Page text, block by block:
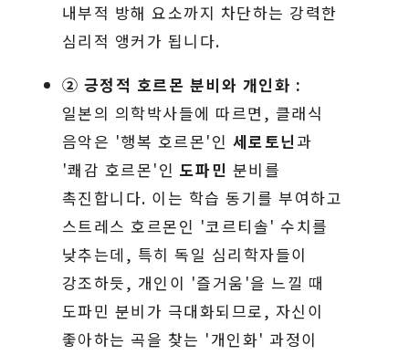
내부적 방해 요소까지 차단하는 강력한
심리적 앵커가 됩니다.
② 긍정적 호르몬 분비와 개인화 :
일본의 의학박사들에 따르면, 클래식
음악은 '행복 호르몬'인 세로토닌과
'쾌감 호르몬'인 도파민 분비를
촉진합니다. 이는 학습 동기를 부여하고
스트레스 호르몬인 '코르티솔' 수치를
낮추는데, 특히 독일 심리학자들이
강조하듯, 개인이 '즐거움'을 느낄 때
도파민 분비가 극대화되므로, 자신이
좋아하는 곡을 찾는 '개인화' 과정이